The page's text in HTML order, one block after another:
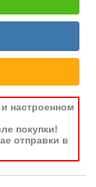
настроенном
покупки!
отправки в